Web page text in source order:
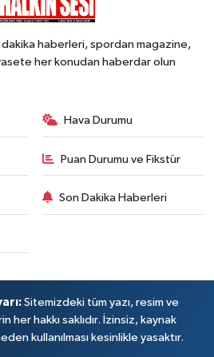
dakika haberleri, spordan magazine,
her konudan haberdar olun
Hava Durumu
Puan Durumu ve Fikstür
Son Dakika Haberleri
Sitemizdeki tüm yazı, resim ve
her hakkı saklıdır. İzinsiz, kaynak
kullanılması kesinlikle yasaktır.